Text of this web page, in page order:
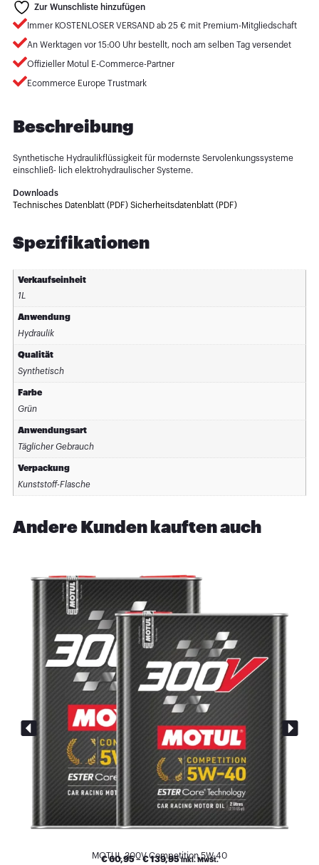
Zur Wunschliste hinzufügen
Immer KOSTENLOSER VERSAND ab 25 € mit Premium-Mitgliedschaft
An Werktagen vor 15:00 Uhr bestellt, noch am selben Tag versendet
Offizieller Motul E-Commerce-Partner
Ecommerce Europe Trustmark
Beschreibung
Synthetische Hydraulikflüssigkeit für modernste Servolenkungssysteme
einschließ- lich elektrohydraulischer Systeme.
Downloads
Technisches Datenblatt (PDF) Sicherheitsdatenblatt (PDF)
Spezifikationen
Verkaufseinheit
1L
Anwendung
Hydraulik
Qualität
Synthetisch
Farbe
Grün
Anwendungsart
Täglicher Gebrauch
Verpackung
Kunststoff-Flasche
Andere Kunden kauften auch
MOTUL 300V Competition 5W-40
€60,95 –€139,95 inkl. MwSt.